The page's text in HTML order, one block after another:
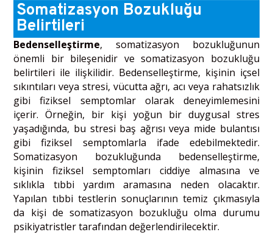
Somatizasyon Bozukluğu
Belirtileri
Bedenselleştirme, somatizasyon bozukluğunun
önemli bir bileşenidir ve somatizasyon bozukluğu
belirtileri ile ilişkilidir. Bedenselleştirme, kişinin içsel
sıkıntıları veya stresi, vücutta ağrı, acı veya rahatsızlık
gibi fiziksel semptomlar olarak deneyimlemesini
içerir. Örneğin, bir kişi yoğun bir duygusal stres
yaşadığında, bu stresi baş ağrısı veya mide bulantısı
gibi fiziksel semptomlarla ifade edebilmektedir.
Somatizasyon bozukluğunda bedenselleştirme,
kişinin fiziksel semptomları ciddiye almasına ve
sıklıkla tıbbi yardım aramasına neden olacaktır.
Yapılan tıbbi testlerin sonuçlarının temiz çıkmasıyla
da kişi de somatizasyon bozukluğu olma durumu
psikiyatristler tarafından değerlendirilecektir.